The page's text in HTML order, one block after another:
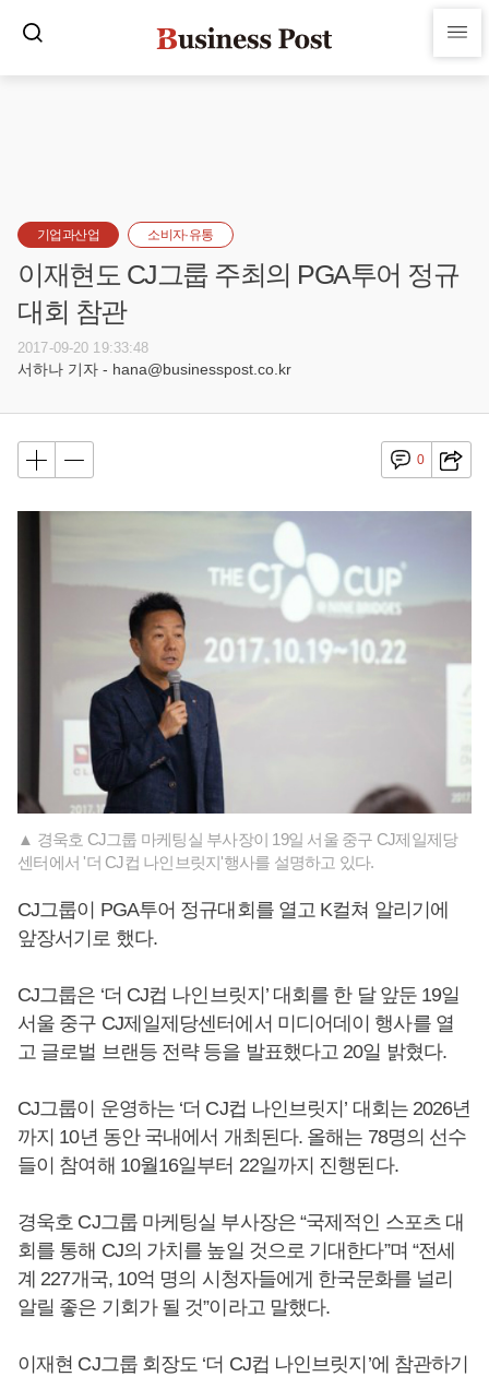
기업과산업 소비자·유통
이재현도 CJ그룹 주최의 PGA투어 정규
대회 참관
2017-09-20 19:33:48
서하나 기자 - hana@businesspost.co.kr
0
▲ 경욱호 CJ그룹 마케팅실 부사장이 19일 서울 중구 CJ제일제당
센터에서 '더 CJ컵 나인브릿지'행사를 설명하고 있다.
CJ그룹이 PGA투어 정규대회를 열고 K컬쳐 알리기에
앞장서기로 했다.
CJ그룹은 ‘더 CJ컵 나인브릿지’ 대회를 한 달 앞둔 19일
서울 중구 CJ제일제당센터에서 미디어데이 행사를 열
고 글로벌 브랜등 전략 등을 발표했다고 20일 밝혔다.
CJ그룹이 운영하는 ‘더 CJ컵 나인브릿지’ 대회는 2026년
까지 10년 동안 국내에서 개최된다. 올해는 78명의 선수
들이 참여해 10월16일부터 22일까지 진행된다.
경욱호 CJ그룹 마케팅실 부사장은 “국제적인 스포츠 대
회를 통해 CJ의 가치를 높일 것으로 기대한다”며 “전세
계 227개국, 10억 명의 시청자들에게 한국문화를 널리
알릴 좋은 기회가 될 것”이라고 말했다.
이재현 CJ그룹 회장도 ‘더 CJ컵 나인브릿지’에 참관하기